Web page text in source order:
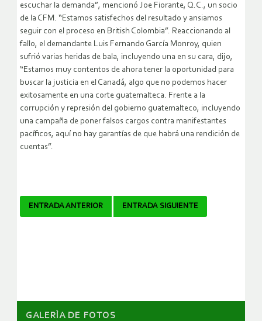
escuchar la demanda”, mencionó Joe Fiorante, Q.C., un socio
de la CFM. “Estamos satisfechos del resultado y ansiamos
seguir con el proceso en British Colombia”. Reaccionando al
fallo, el demandante Luis Fernando García Monroy, quien
sufrió varias heridas de bala, incluyendo una en su cara, dijo,
“Estamos muy contentos de ahora tener la oportunidad para
buscar la justicia en el Canadá, algo que no podemos hacer
exitosamente en una corte guatemalteca. Frente a la
corrupción y represión del gobierno guatemalteco, incluyendo
una campaña de poner falsos cargos contra manifestantes
pacíficos, aquí no hay garantías de que habrá una rendición de
cuentas”.
Navegador
ENTRADA ANTERIOR ENTRADA SIGUIENTE
GALERÌA DE FOTOS